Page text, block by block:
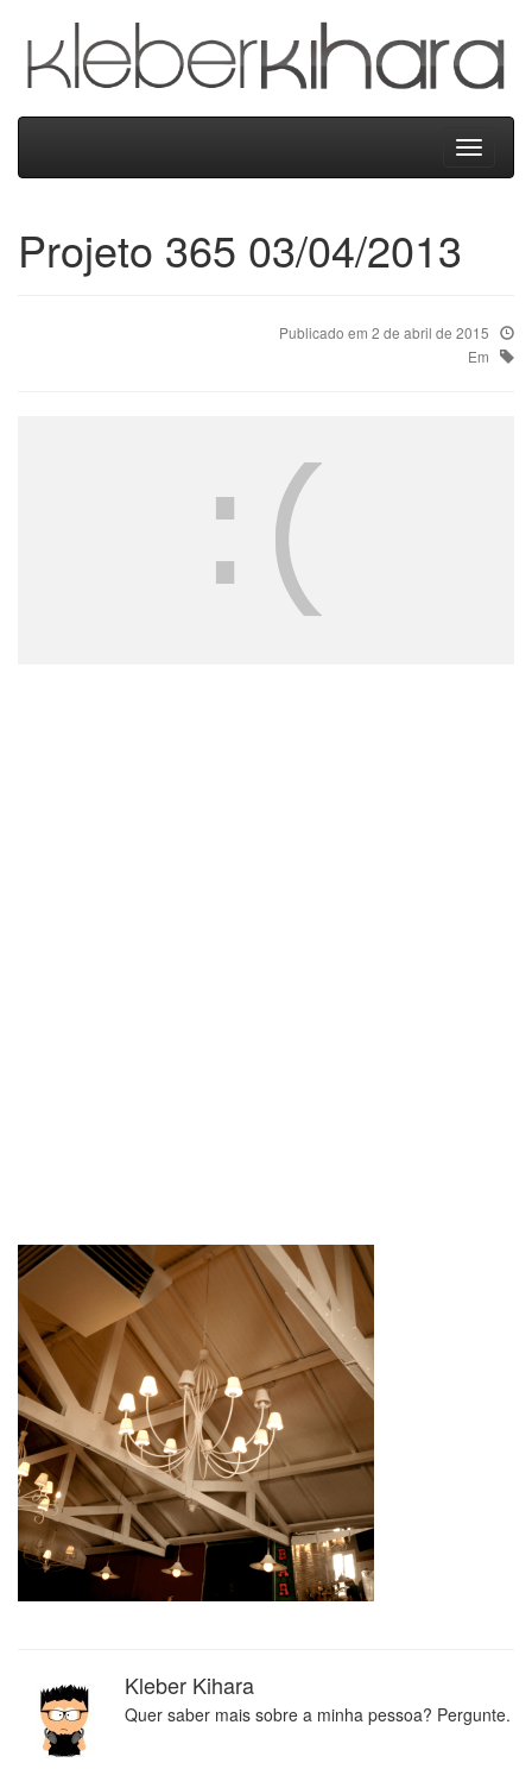
Kleber
Kihara
Menu
Projeto 365 03/04/2013
Publicado em 2 de abril de 2015
Em
Kleber Kihara
Quer saber mais sobre a minha pessoa? Pergunte.